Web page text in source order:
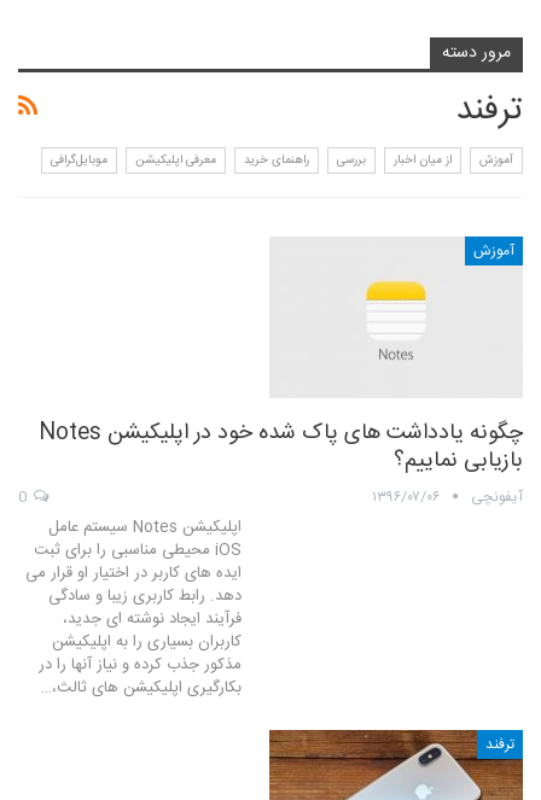
مرور دسته
ترفند
آموزش از میان اخبار بررسی راهنمای خرید معرفی اپلیکیشن موبایل‌گرافی
آموزش
چگونه یادداشت های پاک شده خود در اپلیکیشن Notes
بازیابی نماییم؟
آیفونچی ۱۳۹۶/۰۷/۰۶
اپلیکیشن Notes سیستم عامل
iOS محیطی مناسبی را برای ثبت
ایده های کاربر در اختیار او قرار می
دهد. رابط کاربری زیبا و سادگی
فرآیند ایجاد نوشته ای جدید،
کاربران بسیاری را به اپلیکیشن
مذکور جذب کرده و نیاز آنها را در
بکارگیری اپلیکیشن های ثالث،…
ترفند